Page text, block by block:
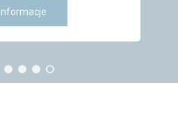
Informacje